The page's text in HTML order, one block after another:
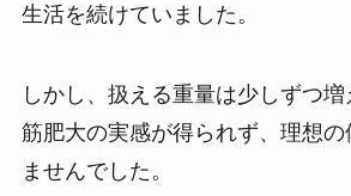
生活を続けていました。
しかし、扱える重量は少しずつ
筋肥大の実感が得られず、理想
ませんでした。